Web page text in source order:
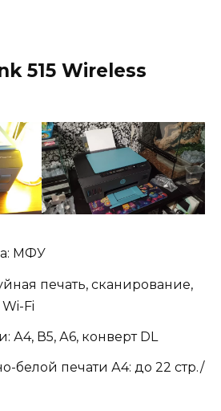
515 Wireless
МФУ
печать, сканирование,
Fi
А4, В5, А6, конверт DL
белой печати А4: до 22 стр./